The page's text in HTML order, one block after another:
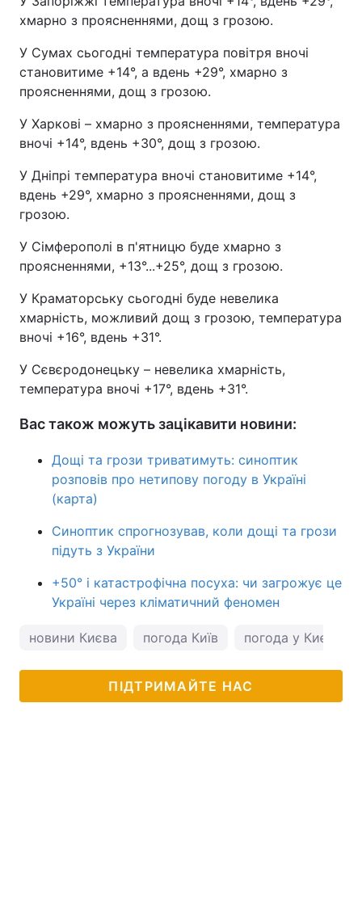
хмарно з проясненнями, дощ з грозою.
У Сумах сьогодні температура повітря вночі
становитиме +14°, а вдень +29°, хмарно з
проясненнями, дощ з грозою.
У Харкові – хмарно з проясненнями, температура
вночі +14°, вдень +30°, дощ з грозою.
У Дніпрі температура вночі становитиме +14°,
вдень +29°, хмарно з проясненнями, дощ з
грозою.
У Сімферополі в п'ятницю буде хмарно з
проясненнями, +13°...+25°, дощ з грозою.
У Краматорську сьогодні буде невелика
хмарність, можливий дощ з грозою, температура
вночі +16°, вдень +31°.
У Сєвєродонецьку – невелика хмарність,
температура вночі +17°, вдень +31°.
Вас також можуть зацікавити новини:
Дощі та грози триватимуть: синоптик
розповів про нетипову погоду в Україні
(карта)
Синоптик спрогнозував, коли дощі та грози
підуть з України
+50° і катастрофічна посуха: чи загрожує це
Україні через кліматичний феномен
новини Києва погода Київ погода у Києві
ПІДТРИМАЙТЕ НАС